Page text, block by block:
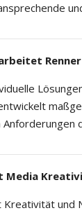
Media
und